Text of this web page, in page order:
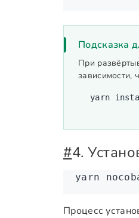
Подсказка
При
зависимости,
yarn
#4.
yarn
Процесс